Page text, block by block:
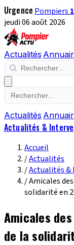
Urgence Pompiers
jeudi 06 août 2026
Actualités
Actualités
Actualités &
Accueil
/Actualités
/Actualités
/Amicales
solidarité en
Amicales
de la